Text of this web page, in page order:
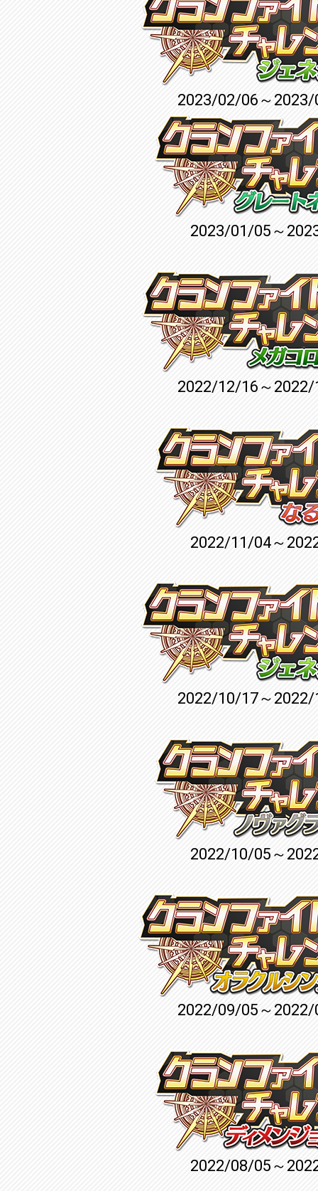
2023/02/06～
2023/01/05～
2022/12/16～
2022/11/04～
2022/10/17～
2022/10/05～
2022/09/05～
2022/08/05～